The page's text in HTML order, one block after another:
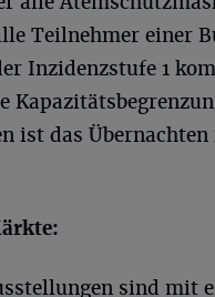
Teilnehmer einer
Inzidenzstufe 1
ist das
sind mit